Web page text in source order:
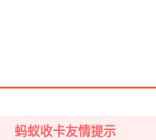
蚂蚁收卡友情提示